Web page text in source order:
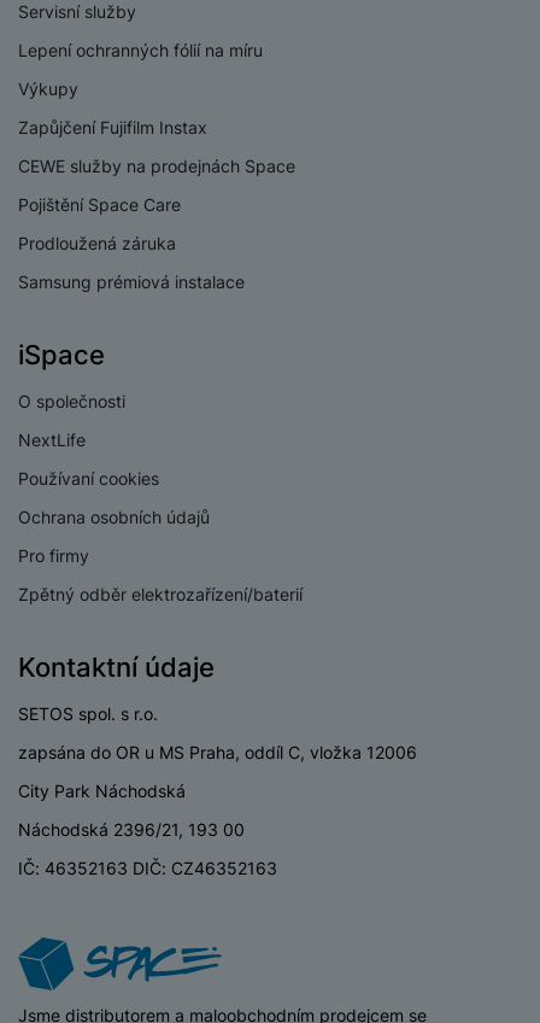
Servisní služby
Lepení ochranných fólií na míru
Výkupy
Zapůjčení Fujifilm Instax
CEWE služby na prodejnách Space
Pojištění Space Care
Prodloužená záruka
Samsung prémiová instalace
iSpace
O společnosti
NextLife
Používaní cookies
Ochrana osobních údajů
Pro firmy
Zpětný odběr elektrozařízení/baterií
Kontaktní údaje
SETOS spol. s r.o.
zapsána do OR u MS Praha, oddíl C, vložka 12006
City Park Náchodská
Náchodská 2396/21, 193 00
IČ: 46352163 DIČ: CZ46352163
iSpace
Jsme distributorem a maloobchodním prodejcem se